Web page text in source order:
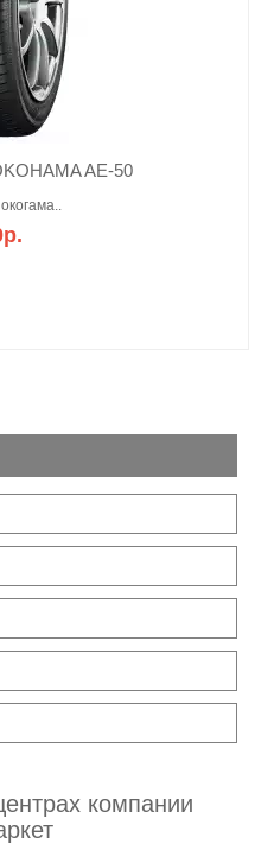
AE-50
компании